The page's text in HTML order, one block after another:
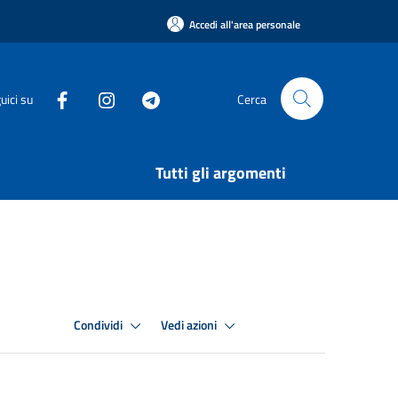
Accedi all'area personale
su Cerca
Tutti gli argomenti
Condividi Vedi azioni